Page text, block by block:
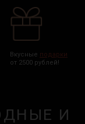
Вкусные подарки
от 2500 рублей!
И